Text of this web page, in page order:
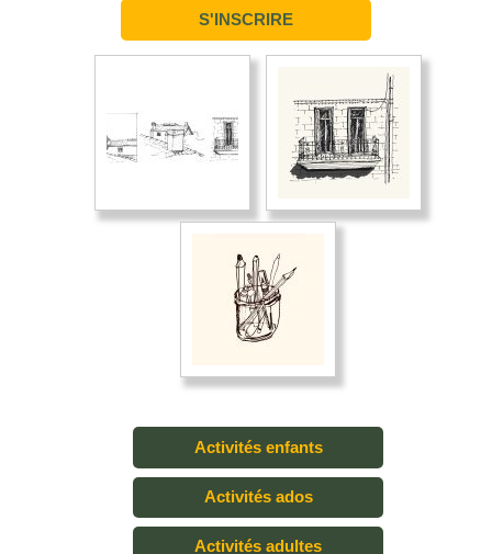
S'INSCRIRE
Activités enfants
Activités ados
Activités adultes